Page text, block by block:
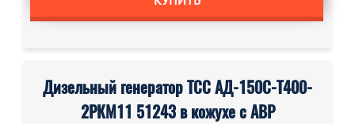
Дизельный генератор ТСС АД-150С-Т400-
2РКМ11 51243 в кожухе с АВР